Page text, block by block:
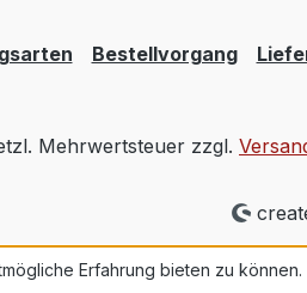
Bestellvorgang
Mehrwertsteuer zzgl.
Erfahrung bieten zu können.